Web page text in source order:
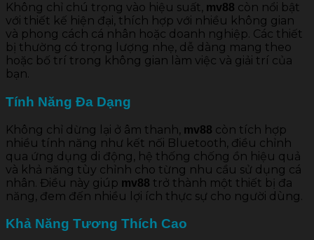
Không chỉ chú trọng vào hiệu suất, mv88 còn nổi bật
với thiết kế hiện đại, thích hợp với nhiều không gian
và phong cách cá nhân hoặc doanh nghiệp. Các thiết
bị thường có trọng lượng nhẹ, dễ dàng mang theo
hoặc bố trí trong không gian làm việc và giải trí của
bạn.
Tính Năng Đa Dạng
Không chỉ dừng lại ở âm thanh, mv88 còn tích hợp
nhiều tính năng như kết nối Bluetooth, điều chỉnh
qua ứng dụng di động, hệ thống chống ồn hiệu quả
và khả năng tùy chỉnh cho từng nhu cầu sử dụng cá
nhân. Điều này giúp mv88 trở thành một thiết bị đa
năng, đem đến nhiều lợi ích thực sự cho người dùng.
Khả Năng Tương Thích Cao